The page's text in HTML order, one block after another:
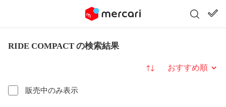
RIDE COMPACT の検索結果
販売中のみ表示
並び替え